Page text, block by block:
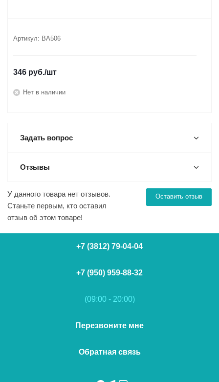
Артикул: ВА506
346 руб./шт
Нет в наличии
Задать вопрос
Отзывы
Оставить отзыв
У данного товара нет отзывов.
Станьте первым, кто оставил
отзыв об этом товаре!
+7 (3812) 79-04-04
+7 (950) 959-88-32
(09:00 - 20:00)
Перезвоните мне
Обратная связь